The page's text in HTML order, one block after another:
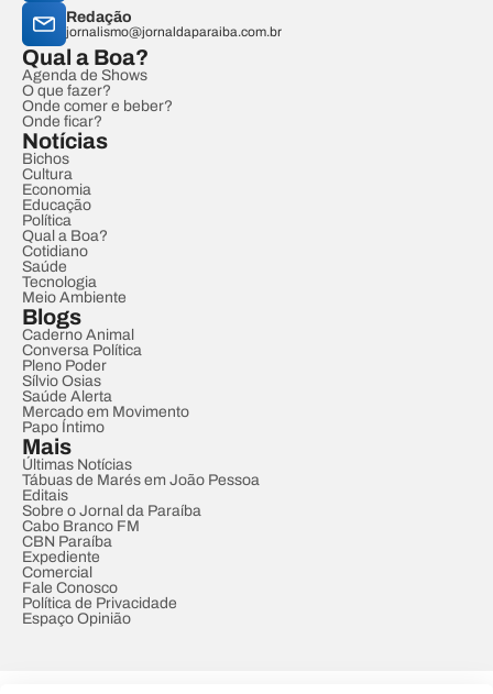
Redação
jornalismo@jornaldaparaiba.com.br
Qual a Boa?
Agenda de Shows
O que fazer?
Onde comer e beber?
Onde ficar?
Notícias
Bichos
Cultura
Economia
Educação
Política
Qual a Boa?
Cotidiano
Saúde
Tecnologia
Meio Ambiente
Blogs
Caderno Animal
Conversa Política
Pleno Poder
Sílvio Osias
Saúde Alerta
Mercado em Movimento
Papo Íntimo
Mais
Últimas Notícias
Tábuas de Marés em João Pessoa
Editais
Sobre o Jornal da Paraíba
Cabo Branco FM
CBN Paraíba
Expediente
Comercial
Fale Conosco
Política de Privacidade
Espaço Opinião